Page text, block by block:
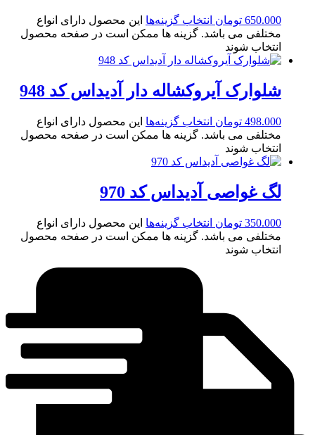
650.000 تومان انتخاب گزینه‌ها این محصول دارای انواع
مختلفی می باشد. گزینه ها ممکن است در صفحه محصول
انتخاب شوند
شلوارک آیروکشاله دار آدیداس کد 948
498.000 تومان انتخاب گزینه‌ها این محصول دارای انواع
مختلفی می باشد. گزینه ها ممکن است در صفحه محصول
انتخاب شوند
لگ غواصی آدیداس کد 970
350.000 تومان انتخاب گزینه‌ها این محصول دارای انواع
مختلفی می باشد. گزینه ها ممکن است در صفحه محصول
انتخاب شوند